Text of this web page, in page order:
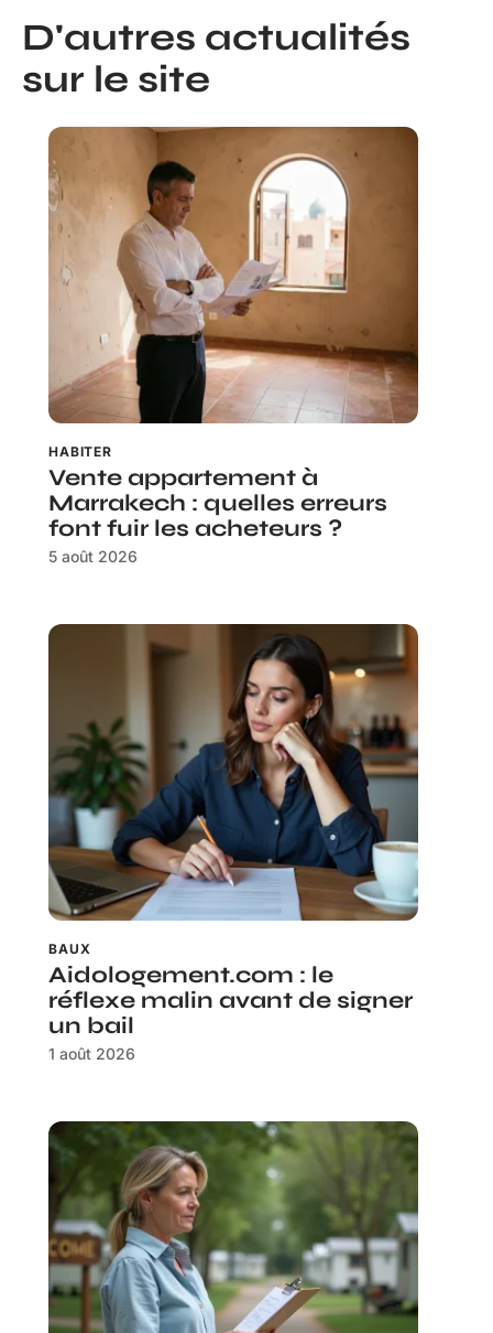
D'autres actualités
sur le site
HABITER
Vente appartement à
Marrakech : quelles erreurs
font fuir les acheteurs ?
5 août 2026
BAUX
Aidologement.com : le
réflexe malin avant de signer
un bail
1 août 2026